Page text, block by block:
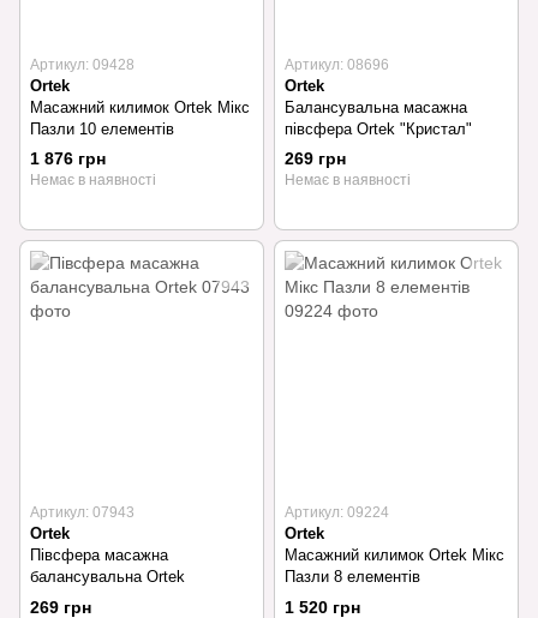
Артикул: 09428
Ortek
Масажний килимок Ortek Мікс
Пазли 10 елементів
1 876 грн
Немає в наявності
Артикул: 08696
Ortek
Балансувальна масажна
півсфера Ortek "Кристал"
269 грн
Немає в наявності
Артикул: 07943
Ortek
Півсфера масажна
балансувальна Ortek
269 грн
Артикул: 09224
Ortek
Масажний килимок Ortek Мікс
Пазли 8 елементів
1 520 грн